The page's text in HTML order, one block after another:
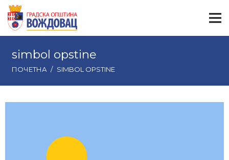
simbol opstine
ПОЧЕТНА / SIMBOL OPSTINE